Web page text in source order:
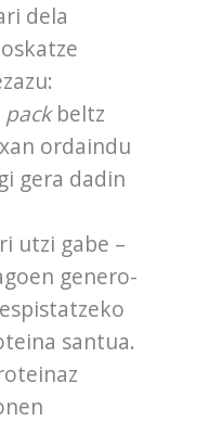
dela
packbeltz
ordaindu
gera dadin
utzi gabe –
genero-
santua.